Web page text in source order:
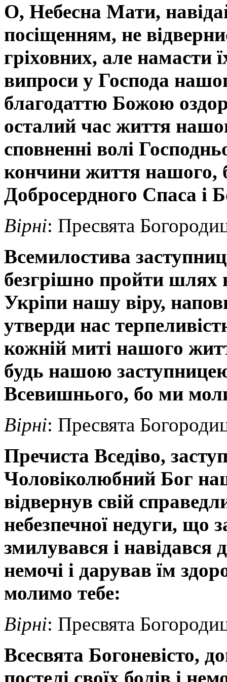
О, Небесна Мати, н
посіщенням, не
гріховних, але намасти
випроси у Господа
благодаттю Божою
осталий час життя
сповненні волі
кончини життя нашого,
Добросердного Спаса і
Вірні: Пресвята
Всемилостива
безгрішно пройти шлях
Укріпи нашу віру,
утверди нас
кожній миті нашого
будь нашою
Всевишнього, бо ми
Вірні: Пресвята
Пречиста Вседіво,
Чоловіколюбний Бог
відвернув свій
небезпечної недуги, що
змилувався і навідався
немочі і дарував їм
молимо тебе:
Вірні: Пресвята
Всесвята Богоневісто,